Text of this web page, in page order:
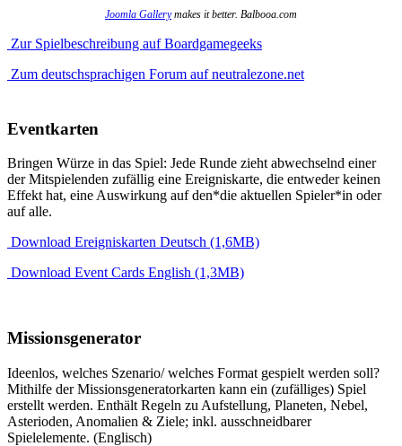
Joomla Gallerymakes it better. Balbooa.com
Zur Spielbeschreibung auf Boardgamegeeks
Zum deutschsprachigen Forum auf neutralezone.net
Eventkarten
Bringen Würze in das Spiel: Jede Runde zieht abwechselnd einer
der Mitspielenden zufällig eine Ereigniskarte, die entweder keinen
Effekt hat, eine Auswirkung auf den*die aktuellen Spieler*in oder
auf alle.
Download Ereigniskarten Deutsch (1,6MB)
Download Event Cards English (1,3MB)
Missionsgenerator
Ideenlos, welches Szenario/ welches Format gespielt werden soll?
Mithilfe der Missionsgeneratorkarten kann ein (zufälliges) Spiel
erstellt werden. Enthält Regeln zu Aufstellung, Planeten, Nebel,
Asterioden, Anomalien & Ziele; inkl. ausschneidbarer
Spielelemente. (Englisch)